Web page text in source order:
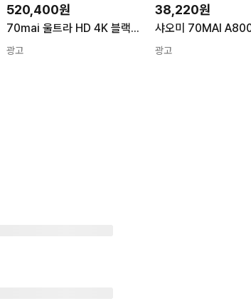
520,400원
70mai 울트라 HD 4K 블랙박스 A810 & A810S 글로벌 내장 GPS ADAS 150 ° FOV 모션 감지 DVR은 후방 카메라 03 2-Channel Set 01
광고
38,220원
광고